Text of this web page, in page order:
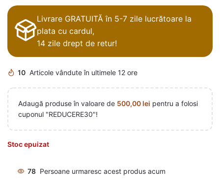
Livrare GRATUITĂ în 5-7 zile lucrătoare la
plata cu cardul,
14 zile drept de retur!
10 Articole vândute în ultimele 12 ore
Adaugă produse în valoare de 500,00 lei pentru a folosi
cuponul "REDUCERE30"!
Stoc epuizat
78 Persoane urmaresc acest produs acum